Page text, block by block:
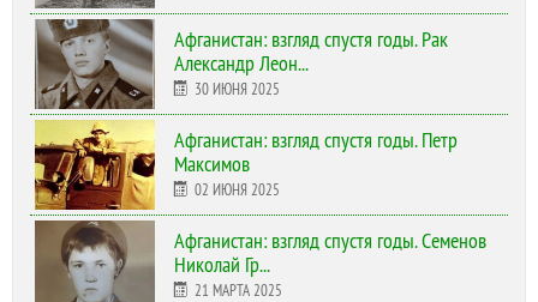
Афганистан: взгляд спустя годы. Рак
Александр Леон...
30 ИЮНЯ 2025
Афганистан: взгляд спустя годы. Петр
Максимов
02 ИЮНЯ 2025
Афганистан: взгляд спустя годы. Семенов
Николай Гр...
21 МАРТА 2025